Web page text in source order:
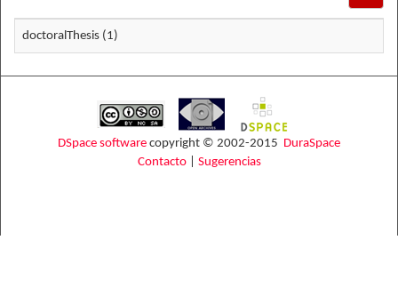
doctoralThesis (1)
DSpace software copyright © 2002-2015 DuraSpace
Contacto| Sugerencias